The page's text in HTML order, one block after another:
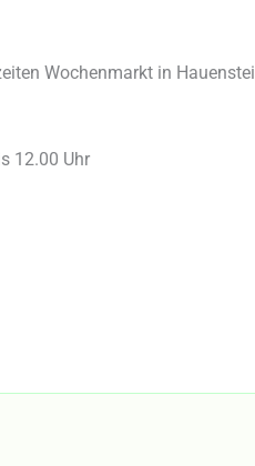
Wochenmarkt in
12.00 Uhr